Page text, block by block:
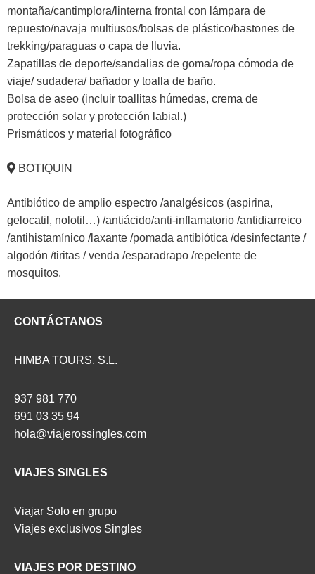
montaña/cantimplora/linterna frontal con lámpara de
repuesto/navaja multiusos/bolsas de plástico/bastones de
trekking/paraguas o capa de lluvia.
Zapatillas de deporte/sandalias de goma/ropa cómoda de
viaje/ sudadera/ bañador y toalla de baño.
Bolsa de aseo (incluir toallitas húmedas, crema de
protección solar y protección labial.)
Prismáticos y material fotográfico
BOTIQUIN
Antibiótico de amplio espectro /analgésicos (aspirina,
gelocatil, nolotil…) /antiácido/anti-inflamatorio /antidiarreico
/antihistamínico /laxante /pomada antibiótica /desinfectante /
algodón /tiritas / venda /esparadrapo /repelente de
mosquitos.
CONTÁCTANOS
HIMBA TOURS, S.L.
937 981 770
691 03 35 94
hola@viajerossingles.com
VIAJES SINGLES
Viajar Solo en grupo
Viajes exclusivos Singles
VIAJES POR DESTINO